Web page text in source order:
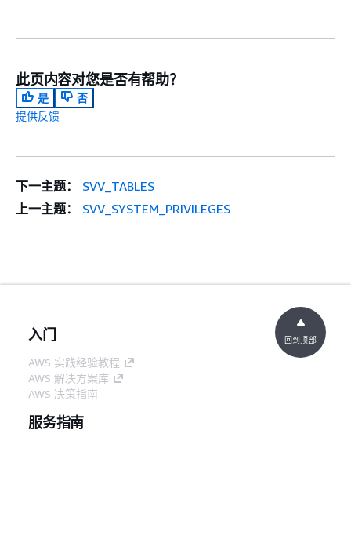
此页内容对您是否有帮助？
是
否
提供反馈
下一主题：
SVV_TABLES
上一主题：
SVV_SYSTEM_PRIVILEGES
入门
AWS 实践经验教程
AWS 解决方案库
AWS 决策指南
服务指南
回到顶部